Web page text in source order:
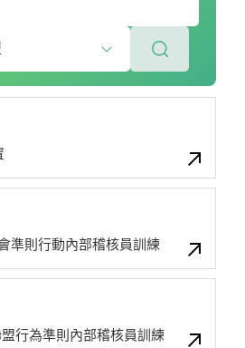
準則行動內部稽核員訓練
行為準則內部稽核員訓練